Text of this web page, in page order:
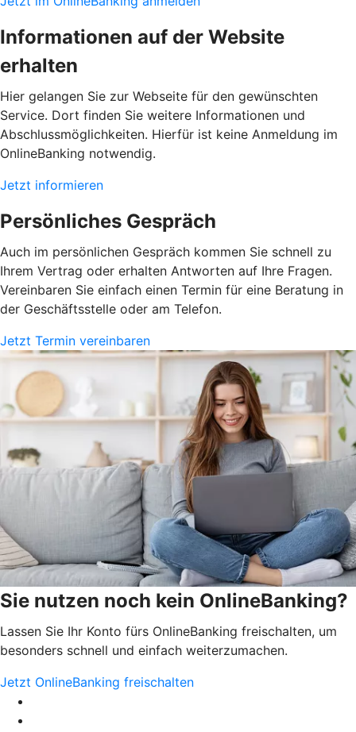
Informationen auf der Website
erhalten
Hier gelangen Sie zur Webseite für den gewünschten
Service. Dort finden Sie weitere Informationen und
Abschlussmöglichkeiten. Hierfür ist keine Anmeldung im
OnlineBanking notwendig.
Jetzt informieren
Persönliches Gespräch
Auch im persönlichen Gespräch kommen Sie schnell zu
Ihrem Vertrag oder erhalten Antworten auf Ihre Fragen.
Vereinbaren Sie einfach einen Termin für eine Beratung in
der Geschäftsstelle oder am Telefon.
Jetzt Termin vereinbaren
Sie nutzen noch kein OnlineBanking?
Lassen Sie Ihr Konto fürs OnlineBanking freischalten, um
besonders schnell und einfach weiterzumachen.
Jetzt OnlineBanking freischalten